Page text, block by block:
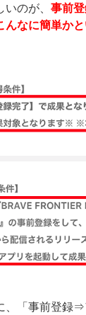
のが、 事前
んなに簡単か
、「事前登録